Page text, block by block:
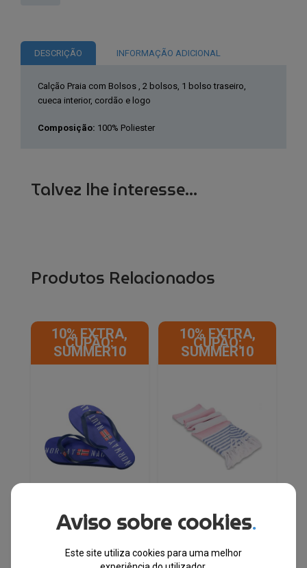
Branco
KL21MBM06
DESCRIÇÃO INFORMAÇÃO ADICIONAL
Calção Praia com Bolsos , 2 bolsos, 1 bolso traseiro,
cueca interior, cordão e logo
Composição: 100% Poliester
Talvez lhe interesse...
Produtos Relacionados
10% EXTRA,
CUPÃO:
SUMMER10
Chinelos 831003
10% EXTRA,
CUPÃO:
SUMMER10
de Algodão
100x180cm
Aviso sobre cookies.
Este site utiliza cookies para uma melhor